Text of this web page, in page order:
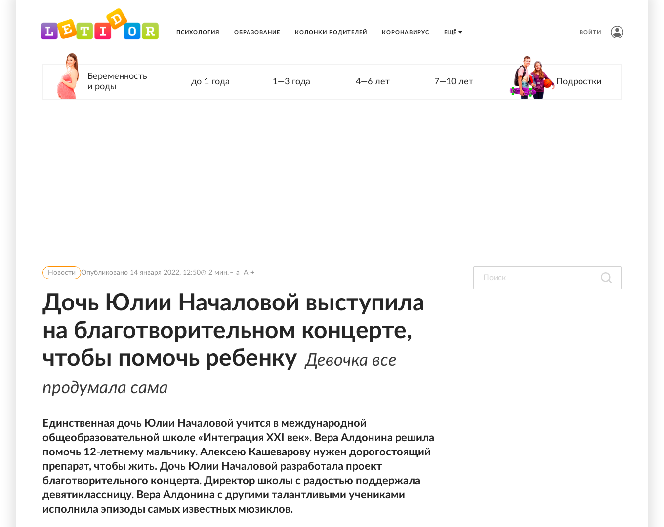
ЕЩЁ
ПСИХОЛОГИЯ ОБРАЗОВАНИЕ КОЛОНКИ РОДИТЕЛЕЙ КОРОНАВИРУС ВОЙТИ
Беременность
и роды
до 1 года 1—3 года 4—6 лет 7—10 лет Подростки
Новости Опубликовано 14 января 2022, 12:50 2 мин. a A
Дочь Юлии Началовой выступила
на благотворительном концерте,
чтобы помочь ребенку Девочка все
продумала сама
Единственная дочь Юлии Началовой учится в международной
общеобразовательной школе «Интеграция XXI век». Вера Алдонина решила
помочь 12-летнему мальчику. Алексею Кашеварову нужен дорогостоящий
препарат, чтобы жить. Дочь Юлии Началовой разработала проект
благотворительного концерта. Директор школы с радостью поддержала
девятиклассницу. Вера Алдонина с другими талантливыми учениками
исполнила эпизоды самых известных мюзиклов.